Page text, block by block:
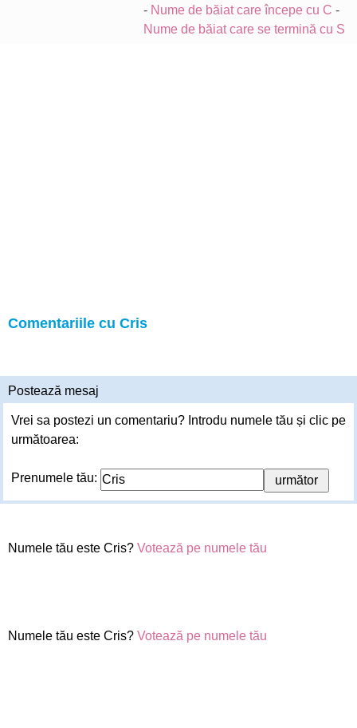
- Nume de băiat care începe cu C -
Nume de băiat care se termină cu S
Comentariile cu Cris
Postează mesaj
Vrei sa postezi un comentariu? Introdu numele tău și clic pe
următoarea:
Prenumele tău:
Numele tău este Cris? Votează pe numele tău
Numele tău este Cris? Votează pe numele tău